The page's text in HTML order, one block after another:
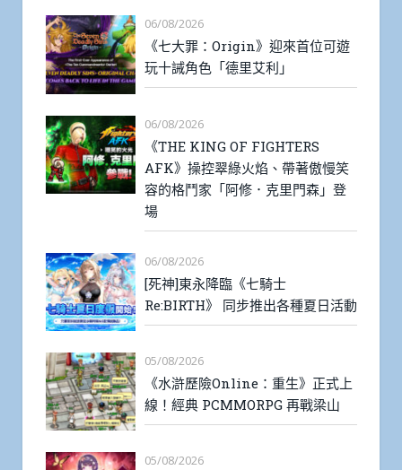
06/08/2026
《七大罪：Origin》迎來首位可遊
玩十誡角色「德里艾利」
06/08/2026
《THE KING OF FIGHTERS
AFK》操控翠綠火焰、帶著傲慢笑
容的格鬥家「阿修．克里門森」登
場
06/08/2026
[死神]東永降臨《七騎士
Re:BIRTH》 同步推出各種夏日活動
05/08/2026
《水滸歷險Online：重生》正式上
線！經典 PCMMORPG 再戰梁山
05/08/2026